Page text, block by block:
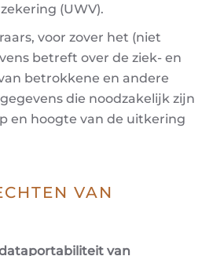
(UWV).
voor zover het (niet
betreft over de ziek- en
betrokkene en andere
die noodzakelijk zijn
en hoogte van de uitkering
VAN
van